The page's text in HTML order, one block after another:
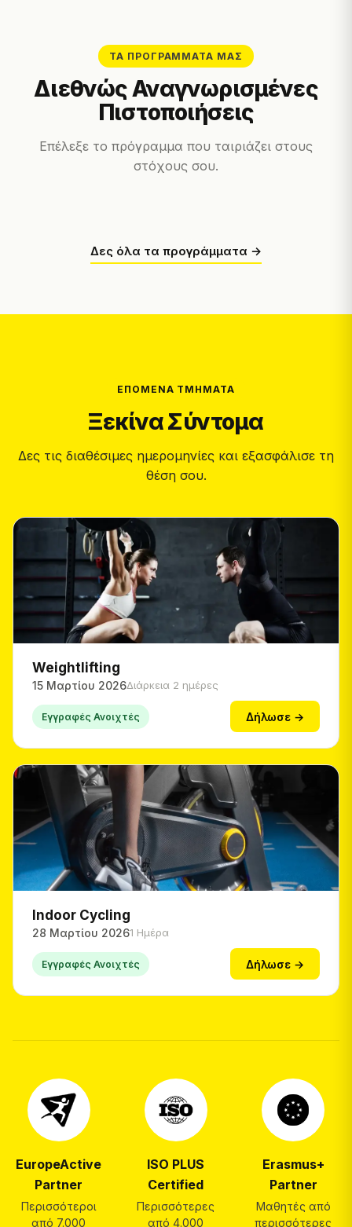
ΤΑ ΠΡΟΓΡΆΜΜΑΤΆ ΜΑΣ
Διεθνώς Αναγνωρισμένες
Πιστοποιήσεις
Επέλεξε το πρόγραμμα που ταιριάζει στους
στόχους σου.
Δες όλα τα προγράμματα →
ΕΠΌΜΕΝΑ ΤΜΉΜΑΤΑ
Ξεκίνα Σύντομα
Δες τις διαθέσιμες ημερομηνίες και εξασφάλισε τη
θέση σου.
Weightlifting
15 Μαρτίου 2026Διάρκεια 2 ημέρες
Εγγραφές Ανοιχτές Δήλωσε →
Indoor Cycling
28 Μαρτίου 20261 Ημέρα
Εγγραφές Ανοιχτές Δήλωσε →
EuropeActive
Partner
Περισσότεροι
από 7.000
ISO PLUS
Certified
Περισσότερες
από 4.000
Erasmus+
Partner
Μαθητές από
περισσότερες